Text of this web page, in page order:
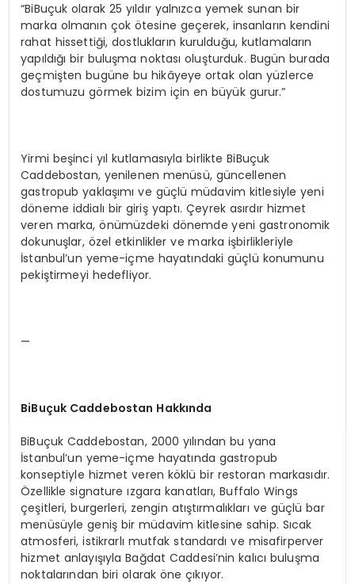
“BiBuçuk olarak 25 yıldır yalnızca yemek sunan bir
marka olmanın çok ötesine geçerek, insanların kendini
rahat hissettiği, dostlukların kurulduğu, kutlamaların
yapıldığı bir buluşma noktası oluşturduk. Bugün burada
geçmişten bugüne bu hikâyeye ortak olan yüzlerce
dostumuzu görmek bizim için en büyük gurur.”
Yirmi beşinci yıl kutlamasıyla birlikte BiBuçuk
Caddebostan, yenilenen menüsü, güncellenen
gastropub yaklaşımı ve güçlü müdavim kitlesiyle yeni
döneme iddialı bir giriş yaptı. Çeyrek asırdır hizmet
veren marka, önümüzdeki dönemde yeni gastronomik
dokunuşlar, özel etkinlikler ve marka işbirlikleriyle
İstanbul’un yeme-içme hayatındaki güçlü konumunu
pekiştirmeyi hedefliyor.
—
BiBuçuk Caddebostan Hakkında
BiBuçuk Caddebostan, 2000 yılından bu yana
İstanbul’un yeme-içme hayatında gastropub
konseptiyle hizmet veren köklü bir restoran markasıdır.
Özellikle signature ızgara kanatları, Buffalo Wings
çeşitleri, burgerleri, zengin atıştırmalıkları ve güçlü bar
menüsüyle geniş bir müdavim kitlesine sahip. Sıcak
atmosferi, istikrarlı mutfak standardı ve misafirperver
hizmet anlayışıyla Bağdat Caddesi’nin kalıcı buluşma
noktalarından biri olarak öne çıkıyor.